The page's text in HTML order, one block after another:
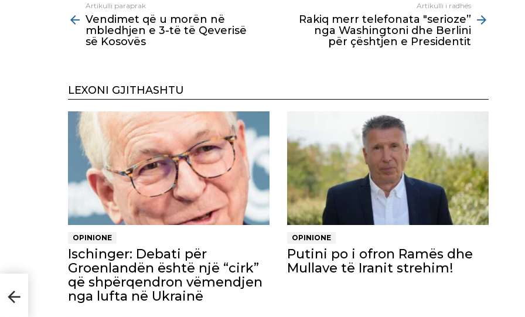
more
Artikulli paraprak
Vendimet që u morën në
mbledhjen e 3-të të Qeverisë
së Kosovës
Artikulli i radhës
Rakiq merr telefonata "serioze”
nga Washingtoni dhe Berlini
për çështjen e Presidentit
LEXONI GJITHASHTU
OPINIONE
Ischinger: Debati për
Groenlandën është një “cirk”
që shpërqendron vëmendjen
nga lufta në Ukrainë
OPINIONE
Putini po i ofron Ramës dhe
Mullave të Iranit strehim!